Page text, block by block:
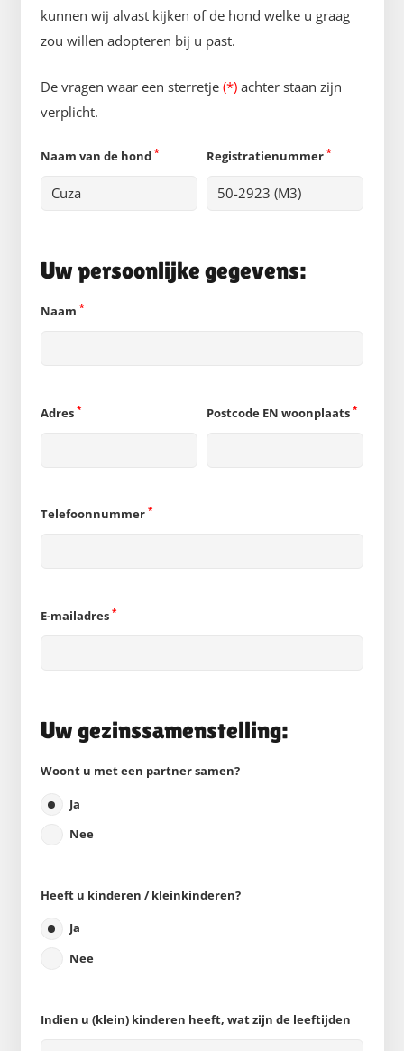
kunnen wij alvast kijken of de hond welke u graag
zou willen adopteren bij u past.
De vragen waar een sterretje (*) achter staan zijn
verplicht.
Naam van de hond * Registratienummer *
Uw persoonlijke gegevens:
Naam *
Adres * Postcode EN woonplaats *
Telefoonnummer *
E-mailadres *
Uw gezinssamenstelling:
Woont u met een partner samen?
Ja
Nee
Heeft u kinderen / kleinkinderen?
Ja
Nee
Indien u (klein) kinderen heeft, wat zijn de leeftijden